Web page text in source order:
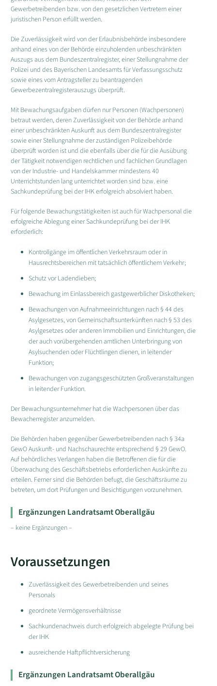
Gewerbetreibenden bzw. von den gesetzlichen Vertretern einer
juristischen Person erfüllt werden.
Die Zuverlässigkeit wird von der Erlaubnisbehörde insbesondere
anhand eines von der Behörde einzuholenden unbeschränkten
Auszugs aus dem Bundeszentralregister, einer Stellungnahme der
Polizei und des Bayerischen Landesamts für Verfassungsschutz
sowie eines vom Antragsteller zu beantragenden
Gewerbezentralregisterauszugs überprüft.
Mit Bewachungsaufgaben dürfen nur Personen (Wachpersonen)
betraut werden, deren Zuverlässigkeit von der Behörde anhand
einer unbeschränkten Auskunft aus dem Bundeszentralregister
sowie einer Stellungnahme der zuständigen Polizeibehörde
überprüft worden ist und die ebenfalls über die für die Ausübung
der Tätigkeit notwendigen rechtlichen und fachlichen Grundlagen
von der Industrie- und Handelskammer mindestens 40
Unterrichtstunden lang unterrichtet worden sind bzw. eine
Sachkundeprüfung bei der IHK erfolgreich absolviert haben.
Für folgende Bewachungstätigkeiten ist auch für Wachpersonal die
erfolgreiche Ablegung einer Sachkundeprüfung bei der IHK
erforderlich:
Kontrollgänge im öffentlichen Verkehrsraum oder in
Hausrechtsbereichen mit tatsächlich öffentlichem Verkehr;
Schutz vor Ladendieben;
Bewachung im Einlassbereich gastgewerblicher Diskotheken;
Bewachungen von Aufnahmeeinrichtungen nach § 44 des
Asylgesetzes, von Gemeinschaftsunterkünften nach § 53 des
Asylgesetzes oder anderen Immobilien und Einrichtungen, die
der auch vorübergehenden amtlichen Unterbringung von
Asylsuchenden oder Flüchtlingen dienen, in leitender
Funktion;
Bewachungen von zugangsgeschützten Großveranstaltungen
in leitender Funktion.
Der Bewachungsunternehmer hat die Wachpersonen über das
Bewacherregister anzumelden.
Die Behörden haben gegenüber Gewerbetreibenden nach § 34a
GewO Auskunft- und Nachschaurechte entsprechend § 29 GewO.
Auf behördliches Verlangen haben die Betroffenen die für die
Überwachung des Geschäftsbetriebs erforderlichen Auskünfte zu
erteilen. Ferner sind die Behörden befugt, die Geschäftsräume zu
betreten, um dort Prüfungen und Besichtigungen vorzunehmen.
Ergänzungen Landratsamt Oberallgäu
– keine Ergänzungen –
Voraussetzungen
Zuverlässigkeit des Gewerbetreibenden und seines
Personals
geordnete Vermögensverhältnisse
Sachkundenachweis durch erfolgreich abgelegte Prüfung bei
der IHK
ausreichende Haftpflichtversicherung
Ergänzungen Landratsamt Oberallgäu